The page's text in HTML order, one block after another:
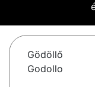
Gödöllő
Godollo